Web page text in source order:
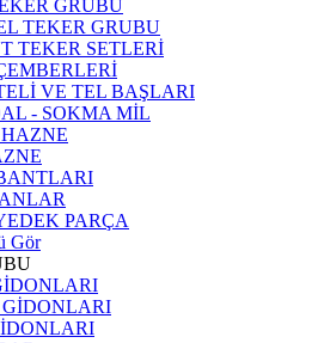
GRUBU
TEKER GRUBU
TEKER SETLERİ
VE TEL BAŞLARI
- SOKMA MİL
PARÇA
Gör
GİDONLARI